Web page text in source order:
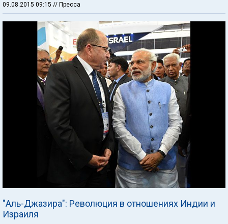
09.08.2015 09:15 // Пресса
"Аль-Джазира": Революция в отношениях Индии и
Израиля